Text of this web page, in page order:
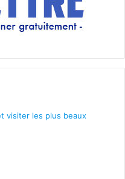
visiter les plus beaux